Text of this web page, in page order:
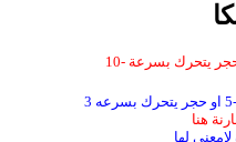
يتحرك بسرعة -10
هنا
لامعنى لها